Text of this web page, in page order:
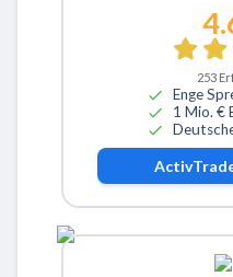
253
Enge
1 Mio. €